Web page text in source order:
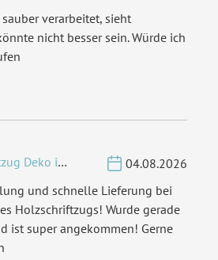
verarbeitet, sieht
nicht besser sein. Würde ich
- Wunschname
04.08.2026
und schnelle Lieferung bei
Holzschriftzugs! Wurde gerade
ist super angekommen! Gerne